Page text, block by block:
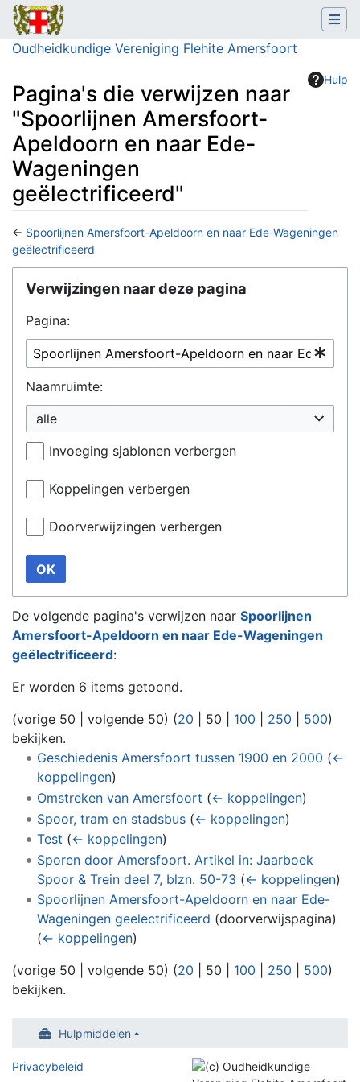
Oudheidkundige Vereniging Flehite Amersfoort
Hulp
Pagina's die verwijzen naar
"Spoorlijnen Amersfoort-
Apeldoorn en naar Ede-
Wageningen
geëlectrificeerd"
← Spoorlijnen Amersfoort-Apeldoorn en naar Ede-Wageningen
geëlectrificeerd
Ga naar:navigatie,zoeken
Verwijzingen naar deze pagina
Pagina:
Naamruimte:
alle
Invoeging sjablonen verbergen
Koppelingen verbergen
Doorverwijzingen verbergen
OK
De volgende pagina's verwijzen naar Spoorlijnen
Amersfoort-Apeldoorn en naar Ede-Wageningen
geëlectrificeerd:
Er worden 6 items getoond.
(vorige 50 volgende 50) (20 50 100 250 500)
bekijken.
Geschiedenis Amersfoort tussen 1900 en 2000 (←
koppelingen)
Omstreken van Amersfoort (← koppelingen)
Spoor, tram en stadsbus (← koppelingen)
Test (← koppelingen)
Sporen door Amersfoort. Artikel in: Jaarboek
Spoor & Trein deel 7, blzn. 50-73 (← koppelingen)
Spoorlijnen Amersfoort-Apeldoorn en naar Ede-
Wageningen geelectrificeerd (doorverwijspagina)
(← koppelingen)
(vorige 50 volgende 50) (20 50 100 250 500)
bekijken.
Hulpmiddelen
Privacybeleid